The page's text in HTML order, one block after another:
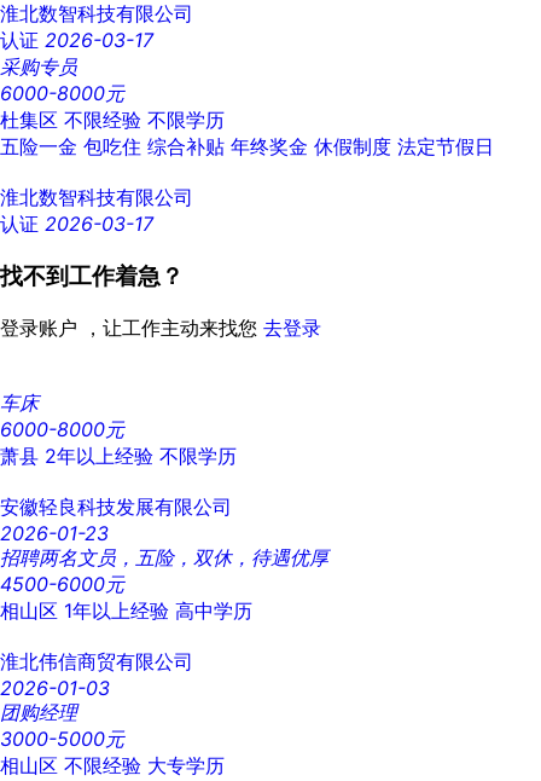
淮北数智科技有限公司
认证 2026-03-17
采购专员
6000-8000元
杜集区 不限经验 不限学历
五险一金 包吃住 综合补贴 年终奖金 休假制度 法定节假日
淮北数智科技有限公司
认证 2026-03-17
找不到工作着急？
登录账户 ，让工作主动来找您 去登录
车床
6000-8000元
萧县 2年以上经验 不限学历
安徽轻良科技发展有限公司
2026-01-23
招聘两名文员，五险，双休，待遇优厚
4500-6000元
相山区 1年以上经验 高中学历
淮北伟信商贸有限公司
2026-01-03
团购经理
3000-5000元
相山区 不限经验 大专学历